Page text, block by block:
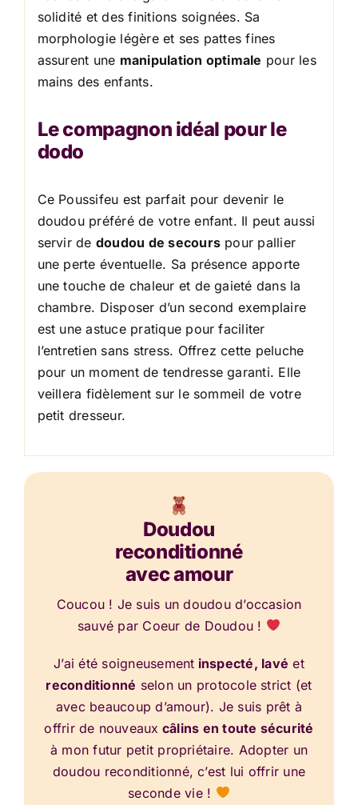
solidité et des finitions soignées. Sa
morphologie légère et ses pattes fines
assurent une manipulation optimale pour les
mains des enfants.
Le compagnon idéal pour le
dodo
Ce Poussifeu est parfait pour devenir le
doudou préféré de votre enfant. Il peut aussi
servir de doudou de secours pour pallier
une perte éventuelle. Sa présence apporte
une touche de chaleur et de gaieté dans la
chambre. Disposer d’un second exemplaire
est une astuce pratique pour faciliter
l’entretien sans stress. Offrez cette peluche
pour un moment de tendresse garanti. Elle
veillera fidèlement sur le sommeil de votre
petit dresseur.
Doudou
reconditionné
avec amour
Coucou ! Je suis un doudou d’occasion
sauvé par Coeur de Doudou !
J’ai été soigneusement inspecté, lavé et
reconditionné selon un protocole strict (et
avec beaucoup d’amour). Je suis prêt à
offrir de nouveaux câlins en toute sécurité
à mon futur petit propriétaire. Adopter un
doudou reconditionné, c’est lui offrir une
seconde vie !